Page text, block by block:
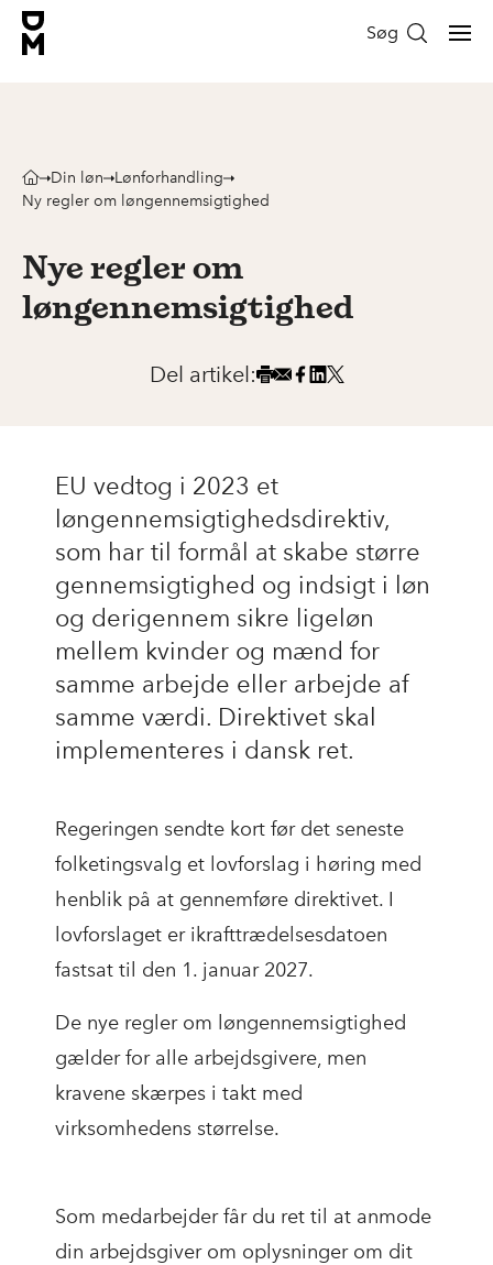
Søg
Din løn
Lønforhandling
Ny regler om løngennemsigtighed
Nye regler om
løngennemsigtighed
Del artikel:
EU vedtog i 2023 et
løngennemsigtighedsdirektiv,
som har til formål at skabe større
gennemsigtighed og indsigt i løn
og derigennem sikre ligeløn
mellem kvinder og mænd for
samme arbejde eller arbejde af
samme værdi. Direktivet skal
implementeres i dansk ret.
Regeringen sendte kort før det seneste
folketingsvalg et lovforslag i høring med
henblik på at gennemføre direktivet. I
lovforslaget er ikrafttrædelsesdatoen
fastsat til den 1. januar 2027.
De nye regler om løngennemsigtighed
gælder for alle arbejdsgivere, men
kravene skærpes i takt med
virksomhedens størrelse.
Som medarbejder får du ret til at anmode
din arbejdsgiver om oplysninger om dit